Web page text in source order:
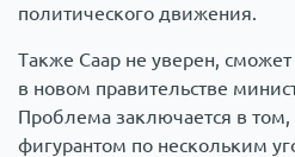
политического движения.
Также Саар не уверен,
в новом правительстве
Проблема заключается в том,
фигурантом по нескольким